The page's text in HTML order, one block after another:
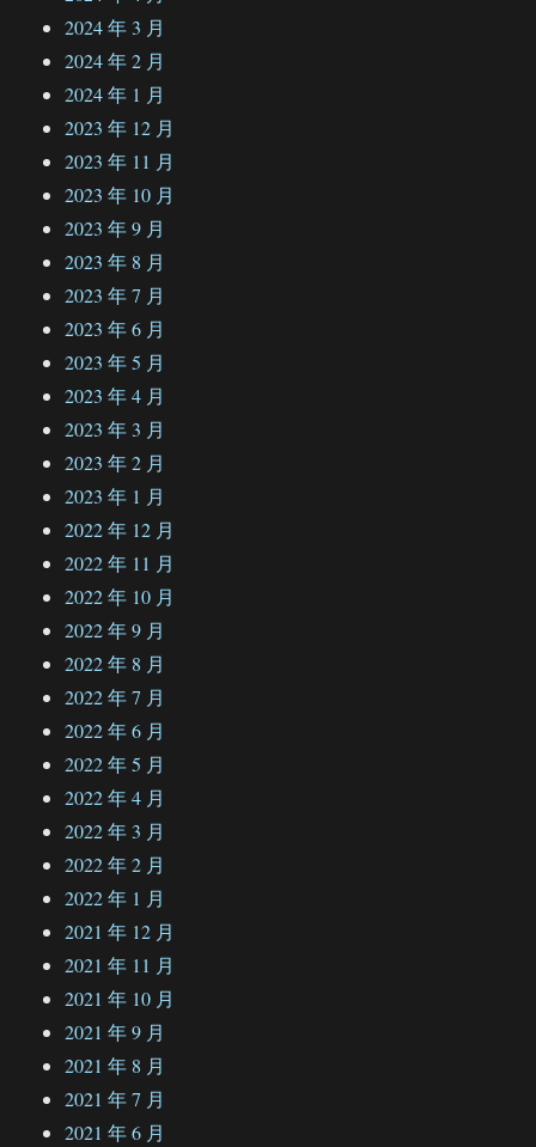
2024 年 3 月
2024 年 2 月
2024 年 1 月
2023 年 12 月
2023 年 11 月
2023 年 10 月
2023 年 9 月
2023 年 8 月
2023 年 7 月
2023 年 6 月
2023 年 5 月
2023 年 4 月
2023 年 3 月
2023 年 2 月
2023 年 1 月
2022 年 12 月
2022 年 11 月
2022 年 10 月
2022 年 9 月
2022 年 8 月
2022 年 7 月
2022 年 6 月
2022 年 5 月
2022 年 4 月
2022 年 3 月
2022 年 2 月
2022 年 1 月
2021 年 12 月
2021 年 11 月
2021 年 10 月
2021 年 9 月
2021 年 8 月
2021 年 7 月
2021 年 6 月